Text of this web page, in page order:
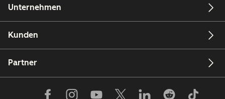
Unternehmen
Kunden
Partner